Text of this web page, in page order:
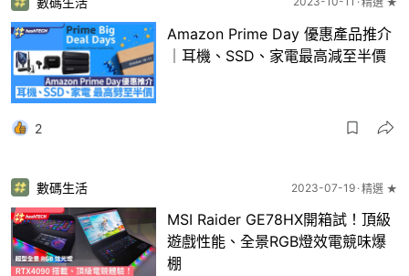
Amazon Prime Day 優惠產品推介
｜耳機、SSD、家電最高減至半價
2
數碼生活 2023-07-19 精選 ★
MSI Raider GE78HX開箱試！頂級
遊戲性能、全景RGB燈效電競味爆
棚